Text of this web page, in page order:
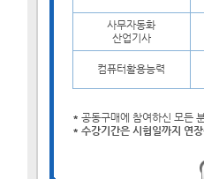
사무자동화
산업기사
컴퓨터활용능력
* 공동구매에 참여하신 모든
* 수강기간은 시험일까지 연